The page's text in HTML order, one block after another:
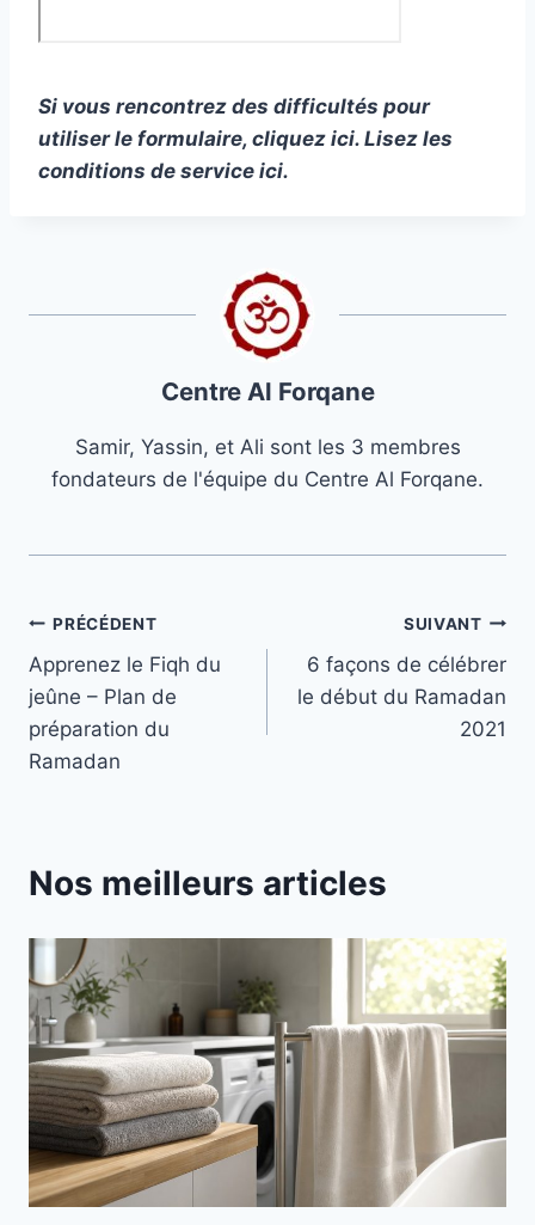
Si vous rencontrez des difficultés pour
utiliser le formulaire, cliquez ici. Lisez les
conditions de service ici.
Centre Al Forqane
Samir, Yassin, et Ali sont les 3 membres
fondateurs de l'équipe du Centre Al Forqane.
Navigation
de
l’article
PRÉCÉDENT
Apprenez le Fiqh du
jeûne – Plan de
préparation du
Ramadan
SUIVANT
6 façons de célébrer
le début du Ramadan
2021
Nos meilleurs articles